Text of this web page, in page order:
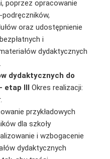
poprzez opracowanie
oraz udostępnienie
i
dydaktycznych
dydaktycznych do
etap III Okres realizacji:
przykładowych
dla szkoły
i wzbogacenie
dydaktycznych